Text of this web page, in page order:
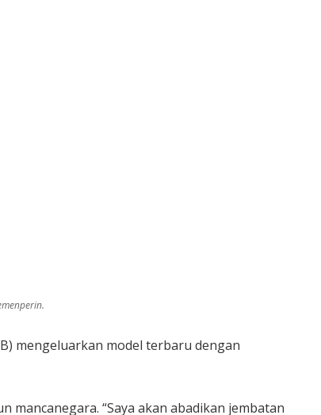
mengeluarkan model terbaru dengan
“Saya akan abadikan jembatan